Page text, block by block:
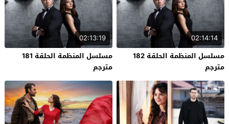
02:14:14
مسلسل المنظمة الحلقة 182
مترجم
02:13:19
مسلسل المنظمة الحلقة 181
مترجم